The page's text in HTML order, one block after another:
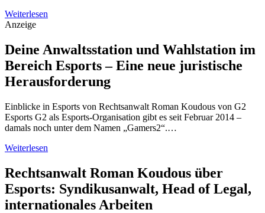
Weiterlesen
Anzeige
Deine Anwaltsstation und Wahlstation im
Bereich Esports – Eine neue juristische
Herausforderung
Einblicke in Esports von Rechtsanwalt Roman Koudous von G2
Esports G2 als Esports-Organisation gibt es seit Februar 2014 –
damals noch unter dem Namen „Gamers2“.…
Weiterlesen
Rechtsanwalt Roman Koudous über
Esports: Syndikusanwalt, Head of Legal,
internationales Arbeiten